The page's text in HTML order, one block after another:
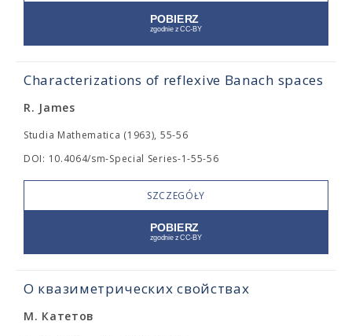
Characterizations of reflexive Banach spaces
R. James
Studia Mathematica (1963), 55-56
DOI: 10.4064/sm-Special Series-1-55-56
SZCZEGÓŁY
О квазиметрических свойствах
М. Катетов